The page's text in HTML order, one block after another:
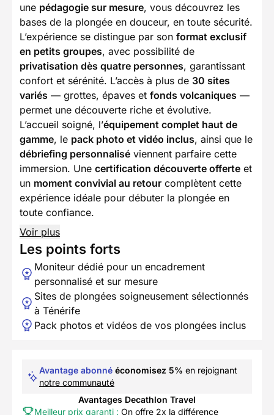
une pédagogie sur mesure, vous découvrez les
bases de la plongée en douceur, en toute sécurité.
L’expérience se distingue par son format exclusif
en petits groupes, avec possibilité de
privatisation dès quatre personnes, garantissant
confort et sérénité. L’accès à plus de 30 sites
variés — grottes, épaves et fonds volcaniques —
permet une découverte riche et évolutive.
L’accueil soigné, l’équipement complet haut de
gamme, le pack photo et vidéo inclus, ainsi que le
débriefing personnalisé viennent parfaire cette
immersion. Une certification découverte offerte et
un moment convivial au retour complètent cette
expérience idéale pour débuter la plongée en
toute confiance.
Voir plus
Les points forts
Moniteur dédié pour un encadrement
personnalisé et sur mesure
Sites de plongées soigneusement sélectionnés
à Ténérife
Pack photos et vidéos de vos plongées inclus
Avantage abonné économisez 5% en rejoignant
notre communauté
Avantages Decathlon Travel
Meilleur prix garanti : On offre 2x la différence